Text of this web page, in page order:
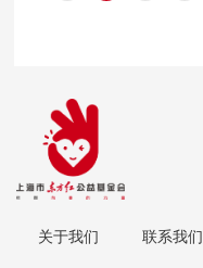
关于我们 联系我们